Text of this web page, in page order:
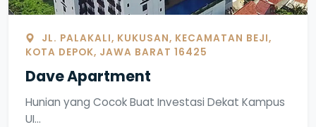
JL. PALAKALI, KUKUSAN, KECAMATAN BEJI,
KOTA DEPOK, JAWA BARAT 16425
Dave Apartment
Hunian yang Cocok Buat Investasi Dekat Kampus
UI...